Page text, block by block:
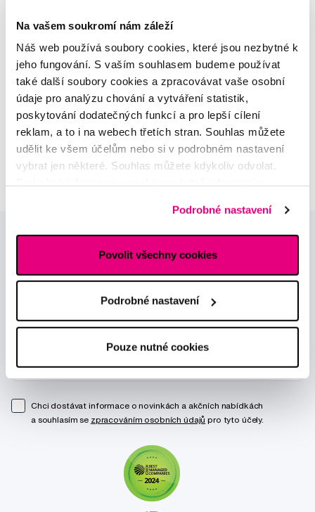
Na vašem soukromí nám záleží
Náš web používá soubory cookies, které jsou nezbytné k
jeho fungování. S vaším souhlasem budeme používat
také další soubory cookies a zpracovávat vaše osobní
údaje pro analýzu chování a vytváření statistik,
poskytování dodatečných funkcí a pro lepší cílení
reklam, a to i na webech třetích stran. Souhlas můžete
udělit ke všem účelům nebo si v podrobném nastavení
vybrat jen některé. Souhlas můžete kdykoliv odvolat.
Podrobné nastavení
Povolit všechny cookies
Podrobné nastavení
Pouze nutné cookies
parodontologie
Alena Růžičková
odborná konzultace dětského
MUDr. Alžběta Smetanová
atestovaná lékařka
dermatovenerologie
Novinky a nabídky
Chci dostávat informace o novinkách a akčních nabídkách
a souhlasím se zpracováním osobních údajů pro tyto účely.